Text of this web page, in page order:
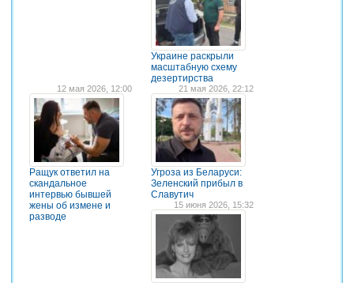
Украине раскрыли
масштабную схему
дезертирства
12 мая 2026, 12:00
Ращук ответил на
скандальное
интервью бывшей
жены об измене и
разводе
21 мая 2026, 22:12
Угроза из Беларуси:
Зеленский прибыл в
Славутич
15 июня 2026, 15:32